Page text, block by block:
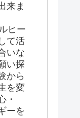
来ま
ヒー
て活
いな
い探
から
を変
・
ーを